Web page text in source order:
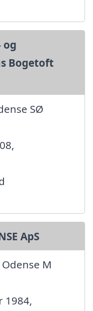
og
Bogetoft
SØ
ApS
M
1984,